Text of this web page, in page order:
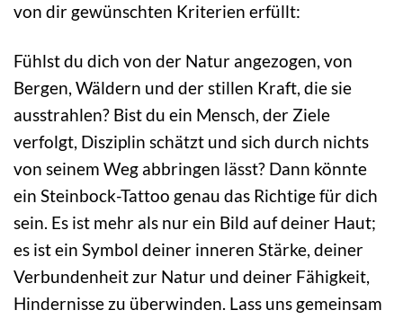
von dir gewünschten Kriterien erfüllt:
Fühlst du dich von der Natur angezogen, von
Bergen, Wäldern und der stillen Kraft, die sie
ausstrahlen? Bist du ein Mensch, der Ziele
verfolgt, Disziplin schätzt und sich durch nichts
von seinem Weg abbringen lässt? Dann könnte
ein Steinbock-Tattoo genau das Richtige für dich
sein. Es ist mehr als nur ein Bild auf deiner Haut;
es ist ein Symbol deiner inneren Stärke, deiner
Verbundenheit zur Natur und deiner Fähigkeit,
Hindernisse zu überwinden. Lass uns gemeinsam